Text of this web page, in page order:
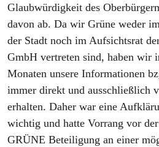
Glaubwürdigkeit des
davon ab. Da wir Grüne weder
der Stadt noch im Aufsichtsrat
GmbH vertreten sind, haben wir
Monaten unsere Informationen
immer direkt und ausschließlich
erhalten. Daher war eine
wichtig und hatte Vorrang vor
GRÜNE Beteiligung an einer